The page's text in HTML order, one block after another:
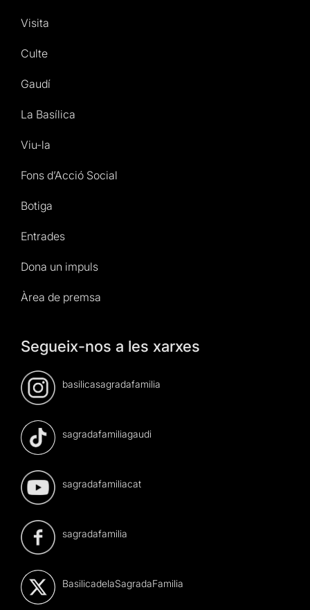
Visita
Culte
Gaudí
La Basílica
Viu-la
Fons d’Acció Social
Botiga
Entrades
Dona un impuls
Àrea de premsa
Segueix-nos a les xarxes
basilicasagradafamilia
sagradafamiliagaudi
sagradafamiliacat
sagradafamilia
BasilicadelaSagradaFamilia